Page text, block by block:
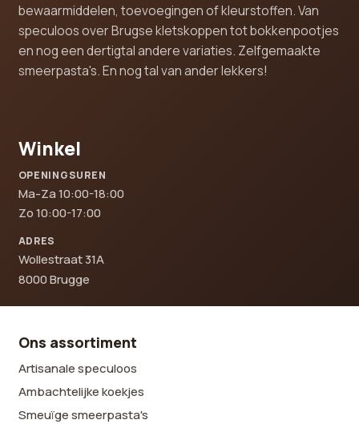
bewaarmiddelen, toevoegingen of kleurstoffen. Van
speculoos over Brugse kletskoppen tot bokkenpootjes
en nog een dertigtal andere variaties. Zelfgemaakte
smeerpasta's. En nog tal van ander lekkers!
Winkel
OPENINGSUREN
Ma-Za 10:00-18:00
Zo 10:00-17:00
ADRES
Wollestraat 31A
8000 Brugge
Ons assortiment
Artisanale speculoos
Ambachtelijke koekjes
Smeuïge smeerpasta's